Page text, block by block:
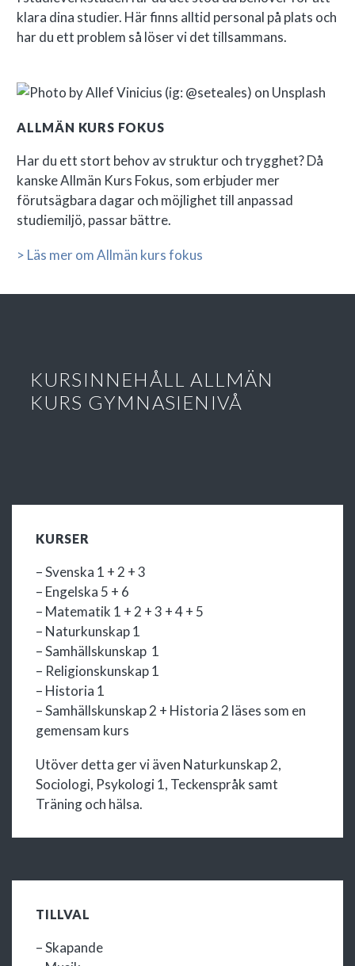
klara dina studier. Här finns alltid personal på plats och
har du ett problem så löser vi det tillsammans.
ALLMÄN KURS FOKUS
Har du ett stort behov av struktur och trygghet? Då
kanske Allmän Kurs Fokus, som erbjuder mer
förutsägbara dagar och möjlighet till anpassad
studiemiljö, passar bättre.
> Läs mer om Allmän kurs fokus
KURSINNEHÅLL ALLMÄN
KURS GYMNASIENIVÅ
KURSER
– Svenska 1 + 2 + 3
– Engelska 5 + 6
– Matematik 1 + 2 + 3 + 4 + 5
– Naturkunskap 1
– Samhällskunskap 1
– Religionskunskap 1
– Historia 1
– Samhällskunskap 2 + Historia 2 läses som en
gemensam kurs
Utöver detta ger vi även Naturkunskap 2,
Sociologi, Psykologi 1, Teckenspråk samt
Träning och hälsa.
TILLVAL
– Skapande